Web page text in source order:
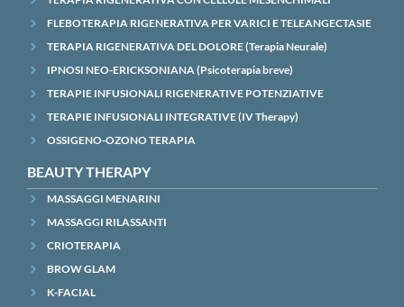
FLEBOTERAPIA RIGENERATIVA PER VARICI E TELEANGECTASIE
TERAPIA RIGENERATIVA DEL DOLORE (Terapia Neurale)
IPNOSI NEO-ERICKSONIANA (Psicoterapia breve)
TERAPIE INFUSIONALI RIGENERATIVE POTENZIATIVE
TERAPIE INFUSIONALI INTEGRATIVE (IV Therapy)
OSSIGENO-OZONO TERAPIA
BEAUTY THERAPY
MASSAGGI MENARINI
MASSAGGI RILASSANTI
CRIOTERAPIA
BROW GLAM
K-FACIAL